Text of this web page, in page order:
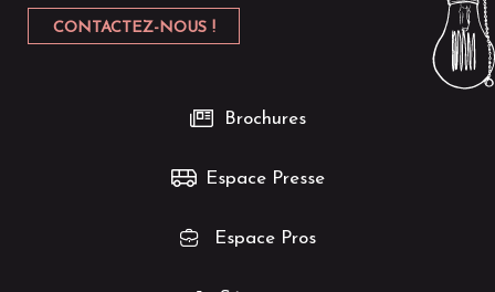
CONTACTEZ-NOUS !
Brochures
Espace Presse
Espace Pros